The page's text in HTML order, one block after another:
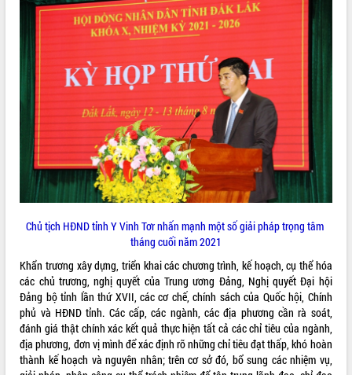
tỉnh khóa XI quyết nghị nhiều nội dung
Bí thư Tỉnh ủy Lương Nguyễn Minh
Triết thăm, tặng quà người có công với
Rà soát, hoàn thiện hệ thống thiết chế
văn hóa, thể thao đáp ứng yêu cầu
phát triển mới
Thường trực HĐND tỉnh Đắk Lắk gặp
mặt Đoàn chuyên gia y tế TP. Hồ Chí
Minh
Lễ truy điệu và an táng hài cốt liệt sĩ
Bàn giải pháp tháo gỡ khó khăn trong
xuất khẩu sầu riêng và triển khai quy
định EUDR
Thứ trưởng Bộ Nông nghiệp và Môi
trường Nguyễn Hoàng Hiệp khảo sát
vùng trồng và doanh nghiệp đóng gói
sầu riêng tại Đắk Lắk
Trình diễn nghệ thuật chế biến các
món ăn từ sầu riêng
LIÊN KẾT WEB
THỐNG KÊ TRUY CẬP
Hôm nay:
16284
Tất cả:
66101952
Chủ tịch HĐND tỉnh Y Vinh Tơr nhấn mạnh một số giải pháp trọng tâm
tháng cuối năm 2021
Khẩn trương xây dựng, triển khai các chương trình, kế hoạch, cụ thể hóa
các chủ trương, nghị quyết của Trung ương Đảng, Nghị quyết Đại hội
Đảng bộ tỉnh lần thứ XVII, các cơ chế, chính sách của Quốc hội, Chính
phủ và HĐND tỉnh. Các cấp, các ngành, các địa phương cần rà soát,
đánh giá thật chính xác kết quả thực hiện tất cả các chỉ tiêu của ngành,
địa phương, đơn vị mình để xác định rõ những chỉ tiêu đạt thấp, khó hoàn
thành kế hoạch và nguyên nhân; trên cơ sở đó, bổ sung các nhiệm vụ,